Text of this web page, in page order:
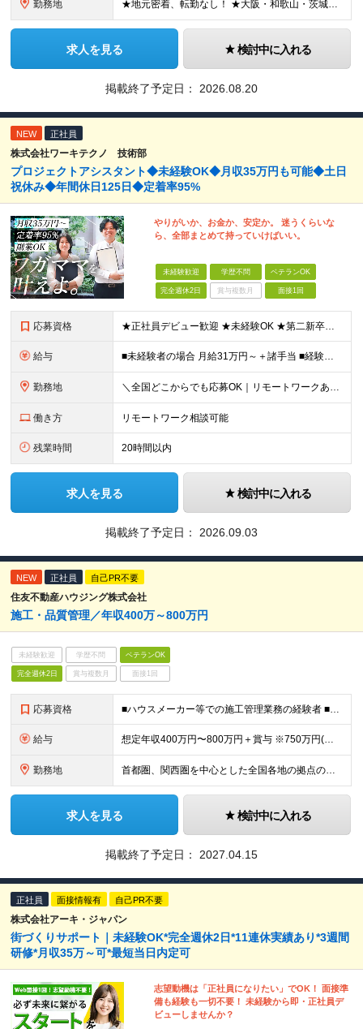
勤務地 ★地元密着、転勤なし！ ★大阪・和歌山・茨城・三重・千葉の各拠点 ★Ｕ・Iターン歓迎！（面接交通費支給） ★社用車貸与（出勤利用OK）、駐車場費用支給 ・大阪府堺市 ・和歌山県有田市 ・茨城県神栖市
求人を見る 検討中に入れる
掲載終了予定日： 2026.08.20
NEW 正社員
株式会社ワーキテクノ 技術部
プロジェクトアシスタント◆未経験OK◆月収35万円も可能◆土日
祝休み◆年間休日125日◆定着率95%
やりがいか、お金か、安定か。 迷うくらいな
ら、全部まとめて持っていけばいい。
未経験歓迎 学歴不問 ベテランOK
完全週休2日 賞与複数月 面接1回
応募資格 ★正社員デビュー歓迎 ★未経験OK ★第二新卒歓迎 ★学歴不問 ＜こんな方にピッタリ！＞ □ 収入も、お休みも、絶対に妥協したくない！ □ ゆとりのある生活を楽しみながら、将来ずっと役立つスキル
給与 ■未経験者の場合 月給31万円～＋諸手当 ■経験者の場合 月給35万円～90万円＋諸手当 ★前職から年収120万円UPの実績あり ★初年度年収500万円～も可能！ ※首都圏以外の未経験の方は【月
勤務地 ＼全国どこからでも応募OK｜リモートワークあり／ ◇会社都合の転居を伴う転勤はなし ◇直行直帰OK！ ご自宅から通いやすいエリアや希望するエリアの プロジェクトをご担当いただきます！ 「自宅から通え
働き方 リモートワーク相談可能
残業時間 20時間以内
求人を見る 検討中に入れる
掲載終了予定日： 2026.09.03
NEW 正社員 自己PR不要
住友不動産ハウジング株式会社
施⼯・品質管理／年収400万～800万円
未経験歓迎 学歴不問 ベテランOK
完全週休2日 賞与複数月 面接1回
応募資格 ■ハウスメーカー等での施工管理業務の経験者 ■要 普通運転免許（AT限定可）
給与 想定年収400万円〜800万円＋賞与 ※750万円(⾸都圏・東海圏・大阪・兵庫のみ)、800万円(東京エリアのみ) ※経験、スキルに応じて決定します ※固定残業手当（40時間分／月7万9100円～）
勤務地 首都圏、関西圏を中心とした全国各地の拠点のうち、業務内容・希望にあわせて配属いたします。 ≪注文住宅≫ 【首都圏・東海・関西】 東京、千葉、埼玉、神奈川、茨城、愛知、三重、岐阜、静岡、大阪、京都、
求人を見る 検討中に入れる
掲載終了予定日： 2027.04.15
正社員 面接情報有 自己PR不要
株式会社アーキ・ジャパン
街づくりサポート｜未経験OK*完全週休2日*11連休実績あり*3週間
研修*月収35万～可*最短当日内定可
志望動機は「正社員になりたい」でOK！ 面接準
備も経験も一切不要！ 未経験から即・正社員デ
ビューしませんか？